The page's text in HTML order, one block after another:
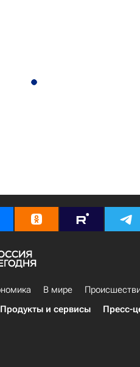
В мире
Продукты и сервисы Пресс-